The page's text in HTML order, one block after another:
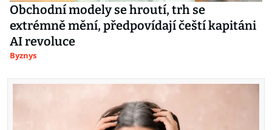
Obchodní modely se hroutí, trh se
extrémně mění, předpovídají čeští kapitáni
AI revoluce
Byznys